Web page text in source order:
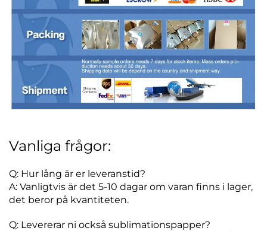
Vanliga frågor:
Q: Hur lång är er leveranstid?
A: Vanligtvis är det 5-10 dagar om varan finns i lager,
det beror på kvantiteten.
Q: Levererar ni också sublimationspapper?